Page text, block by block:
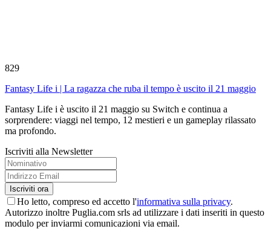
829
Fantasy Life i | La ragazza che ruba il tempo è uscito il 21 maggio
Fantasy Life i è uscito il 21 maggio su Switch e continua a
sorprendere: viaggi nel tempo, 12 mestieri e un gameplay rilassato
ma profondo.
Iscriviti alla Newsletter
Ho letto, compreso ed accetto l'informativa sulla privacy.
Autorizzo inoltre Puglia.com srls ad utilizzare i dati inseriti in questo
modulo per inviarmi comunicazioni via email.